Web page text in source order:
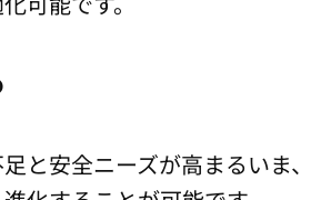
と安全ニーズが高まるいま